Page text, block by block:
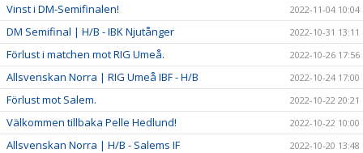
Vinst i DM-Semifinalen! 2022-11-04 10:04
DM Semifinal | H/B - IBK Njutånger 2022-10-31 13:11
Förlust i matchen mot RIG Umeå. 2022-10-26 17:56
Allsvenskan Norra | RIG Umeå IBF - H/B 2022-10-24 17:00
Förlust mot Salem. 2022-10-22 20:21
Välkommen tillbaka Pelle Hedlund! 2022-10-22 10:00
Allsvenskan Norra | H/B - Salems IF 2022-10-20 13:48